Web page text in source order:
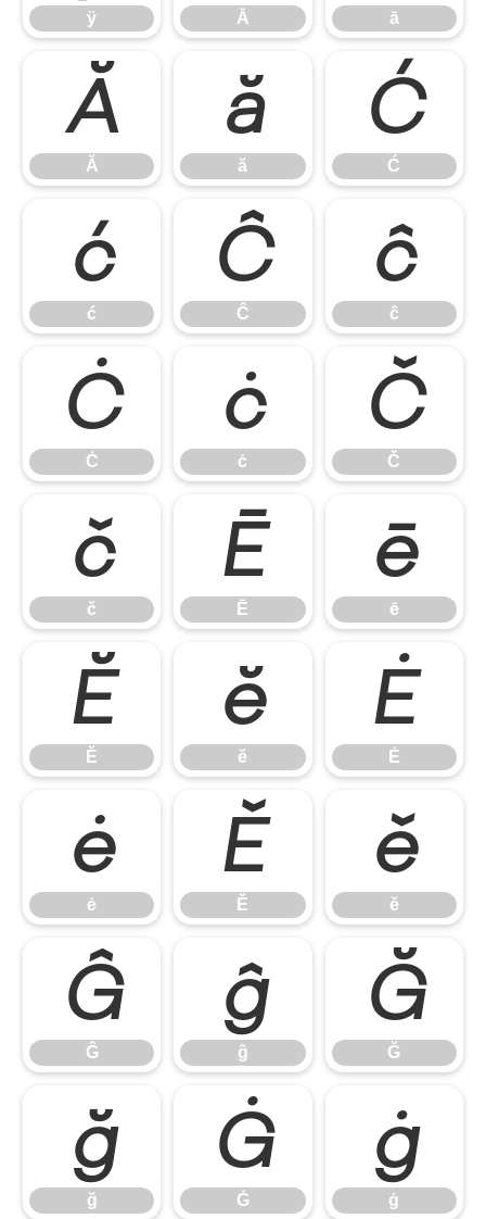
ÿ Ā ā
Ă
Ă
ă
ă
Ć
Ć
ć
ć
Ĉ
Ĉ
ĉ
ĉ
Ċ
Ċ
ċ
ċ
Č
Č
č
č
Ē
Ē
ē
ē
Ĕ
Ĕ
ĕ
ĕ
Ė
Ė
ė
ė
Ě
Ě
ě
ě
Ĝ
Ĝ
ĝ
ĝ
Ğ
Ğ
ğ
ğ
Ġ
Ġ
ġ
ġ